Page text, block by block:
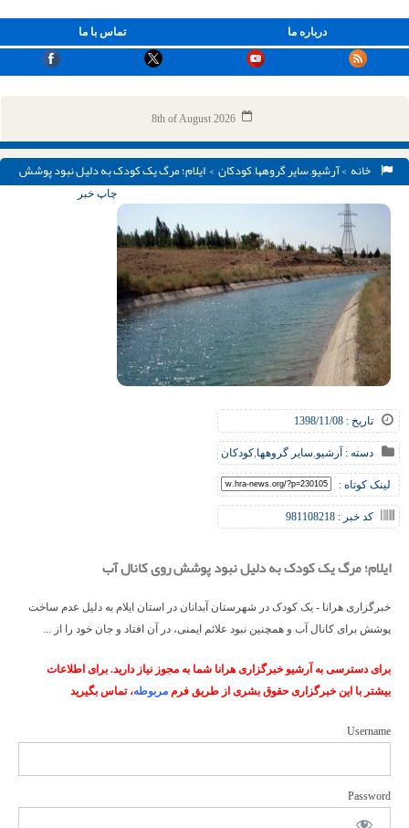
تماس با ما درباره ما
8th of August 2026
خانه >آرشیو,سایر گروهها,کودکان> ایلام؛ مرگ یک کودک به دلیل نبود پوشش
تاریخ : 1398/11/08
دسته : آرشیو,سایر گروهها,کودکان
لینک کوتاه :
کد خبر : 981108218
چاپ خبر
ایلام؛ مرگ یک کودک به دلیل نبود پوشش روی کانال آب
خبرگزاری هرانا - یک کودک در شهرستان آبدانان در استان ایلام به دلیل عدم ساخت
پوشش برای کانال آب و همچنین نبود علائم ایمنی، در آن افتاد و جان خود را از ...
برای دسترسی به آرشیو خبرگزاری هرانا شما به مجوز نیاز دارید. برای اطلاعات
بیشتر با این خبرگزاری حقوق بشری از طریق فرم مربوطه، تماس بگیرید
Username
Password